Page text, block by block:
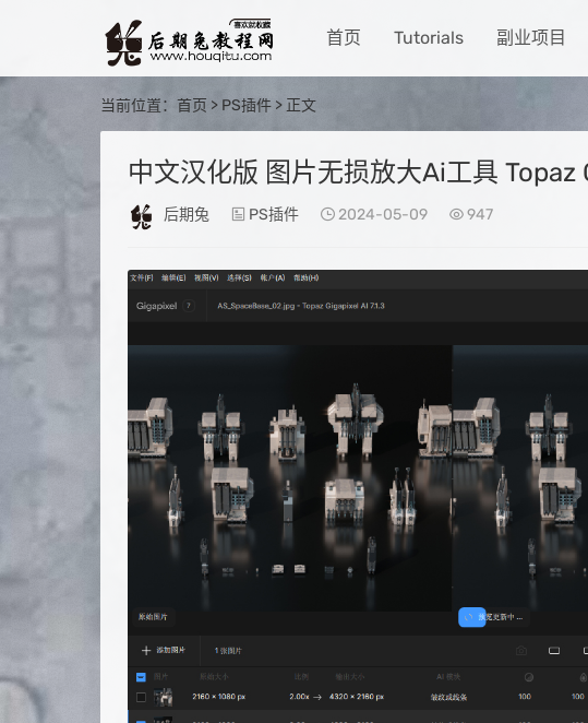
首页 Tutorials 副业项目
当前位置： 首页 > PS插件 > 正文
中文汉化版 图片无损放大Ai工具 Topaz
后期兔 PS插件 2024-05-09 947